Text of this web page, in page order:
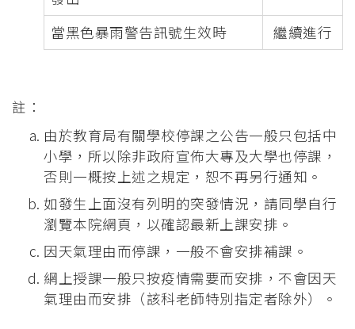
當黑色暴雨警告訊號生效時 繼續進行
註：
由於教育局有關學校停課之公告一般只包括中
小學，所以除非政府宣佈大專及大學也停課，
否則一概按上述之規定，恕不再另行通知。
如發生上面沒有列明的突發情況，請同學自行
瀏覽本院網頁，以確認最新上課安排。
因天氣理由而停課，一般不會安排補課。
網上授課一般只按疫情需要而安排，不會因天
氣理由而安排（該科老師特別指定者除外）。